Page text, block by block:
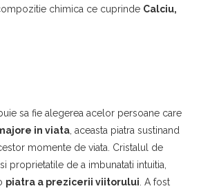
chimica ce cuprinde Calciu,
sa fie alegerea acelor persoane care
in viata , aceasta piatra sustinand
momente de viata. Cristalul de
proprietatile de a imbunatati intuitia,
piatra a prezicerii viitorului . A fost